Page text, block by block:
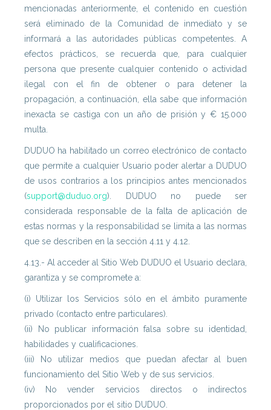
mencionadas anteriormente, el contenido en cuestión
será eliminado de la Comunidad de inmediato y se
informará a las autoridades públicas competentes. A
efectos prácticos, se recuerda que, para cualquier
persona que presente cualquier contenido o actividad
ilegal con el fin de obtener o para detener la
propagación, a continuación, ella sabe que información
inexacta se castiga con un año de prisión y € 15.000
multa.
DUDUO ha habilitado un correo electrónico de contacto
que permite a cualquier Usuario poder alertar a DUDUO
de usos contrarios a los principios antes mencionados
(support@duduo.org). DUDUO no puede ser
considerada responsable de la falta de aplicación de
estas normas y la responsabilidad se limita a las normas
que se describen en la sección 4.11 y 4.12.
4.13.- Al acceder al Sitio Web DUDUO el Usuario declara,
garantiza y se compromete a:
(i) Utilizar los Servicios sólo en el ámbito puramente
privado (contacto entre particulares).
(ii) No publicar información falsa sobre su identidad,
habilidades y cualificaciones.
(iii) No utilizar medios que puedan afectar al buen
funcionamiento del Sitio Web y de sus servicios.
(iv) No vender servicios directos o indirectos
proporcionados por el sitio DUDUO.